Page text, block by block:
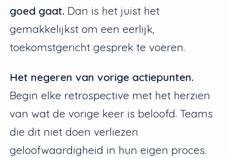
goed gaat. Dan is het juist het
gemakkelijkst om een eerlijk,
toekomstgericht gesprek te voeren.
Het negeren van vorige actiepunten.
Begin elke retrospective met het herzien
van wat de vorige keer is beloofd. Teams
die dit niet doen verliezen
geloofwaardigheid in hun eigen proces.